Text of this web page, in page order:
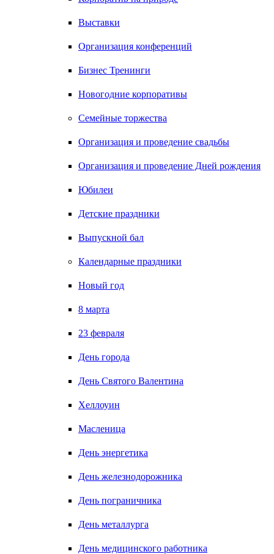
Выставки
Организация конференций
Бизнес Тренинги
Новогодние корпоративы
Семейные торжества
Организация и проведение свадьбы
Организация и проведение Дней рождения
Юбилеи
Детские праздники
Выпускной бал
Календарные праздники
Новый год
8 марта
23 февраля
День города
День Святого Валентина
Хеллоуин
Масленица
День энергетика
День железнодорожника
День пограничника
День металлурга
День медицинского работника